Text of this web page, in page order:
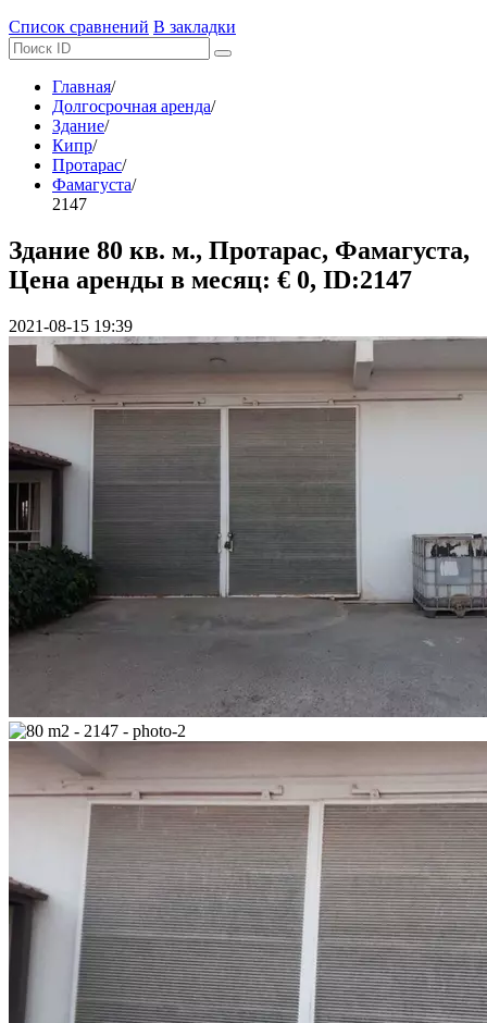
Список сравнений В закладки
Главная/
Долгосрочная аренда/
Здание/
Кипр/
Протарас/
Фамагуста/
2147
Здание 80 кв. м., Протарас, Фамагуста,
Цена аренды в месяц: € 0, ID:2147
2021-08-15 19:39